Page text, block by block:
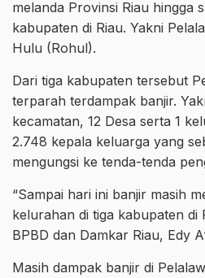
melanda Provinsi Riau hingga
kabupaten di Riau. Yakni
Hulu (Rohul).
Dari tiga kabupaten tersebut
terparah terdampak banjir.
kecamatan, 12 Desa serta 1
2.748 kepala keluarga yang
mengungsi ke tenda-tenda
“Sampai hari ini banjir masih
kelurahan di tiga kabupaten di
BPBD dan Damkar Riau, Edy
Masih dampak banjir di